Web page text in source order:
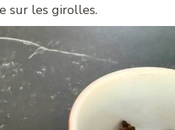
sur les girolles.